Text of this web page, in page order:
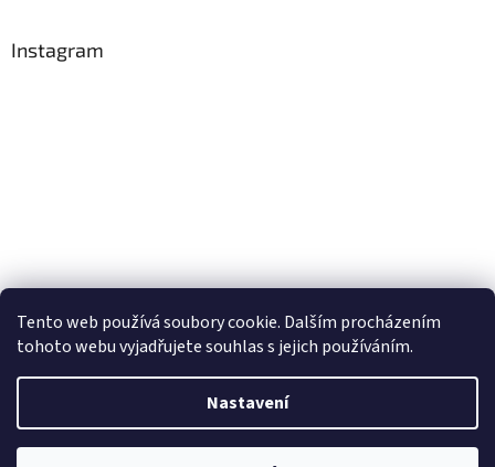
Tento web používá soubory cookie. Dalším procházením
tohoto webu vyjadřujete souhlas s jejich používáním.
Nastavení
Instagram
Sledovat na Instagramu
Vytvořil Shoptet